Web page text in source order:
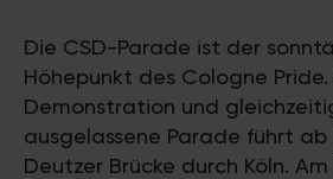
Die CSD-Parade ist der
Höhepunkt des Cologne Pride.
Demonstration und
ausgelassene Parade führt ab
Deutzer Brücke durch Köln.